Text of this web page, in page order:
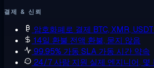
결제 & 신뢰
암호화폐로 결제 BTC, XMR,
14일 환불 전액 환불, 묻지 않음
99.95% 가동 SLA 가동 시간 약속
24/7 사람 지원 실제 엔지니어, 몇